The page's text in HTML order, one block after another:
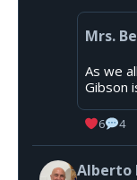
Mrs.
As we
Gibson
6 4
Alberto